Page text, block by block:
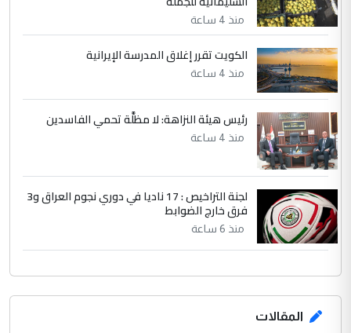
الموضوع :
بين الإهمال واغتصاب الأرض.. بلاد
الرافدين تعاني الجفاف والتصحر!!
منذ 4 ساعة
الكويت تقرر إغلاق المدرسة الإيرانية
منذ 4 ساعة
رئيس هيئة النزاهة: لا مظلَّة تحمي الفاسدين
منذ 4 ساعة
لجنة التراخيص : 17 ناديا في دوري نجوم العراق و3
فرق خارج الضوابط
منذ 6 ساعة
المقالات